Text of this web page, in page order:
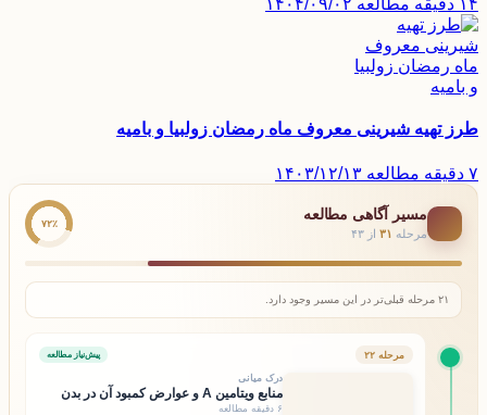
۱۴ دقیقه مطالعه ۱۴۰۴/۰۹/۰۲
طرز تهیه شیرینی معروف ماه رمضان زولبیا و بامیه
۷ دقیقه مطالعه ۱۴۰۳/۱۲/۱۳
مسیر آگاهی مطالعه
مرحله ۳۱ از ۴۳
۷۲٪
۲۱ مرحله قبلی‌تر در این مسیر وجود دارد.
مرحله ۲۲ پیش‌نیاز مطالعه
درک میانی
منابع ویتامین A و عوارض کمبود آن در بدن
۶ دقیقه مطالعه